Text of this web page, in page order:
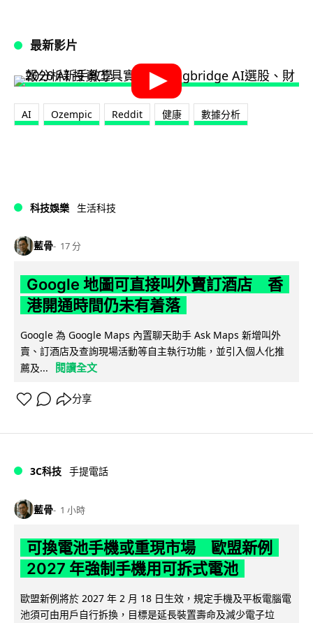
最新影片
AI Ozempic Reddit 健康 數據分析
科技娛樂 生活科技
藍骨 17 分
Google 地圖可直接叫外賣訂酒店 香
港開通時間仍未有着落
Google 為 Google Maps 內置聊天助手 Ask Maps 新增叫外
賣、訂酒店及查詢現場活動等自主執行功能，並引入個人化推
薦及...
閱讀全文
分享
3C科技 手提電話
藍骨 1 小時
可換電池手機或重現市場 歐盟新例
2027 年強制手機用可拆式電池
歐盟新例將於 2027 年 2 月 18 日生效，規定手機及平板電腦電
池須可由用戶自行拆換，目標是延長裝置壽命及減少電子垃